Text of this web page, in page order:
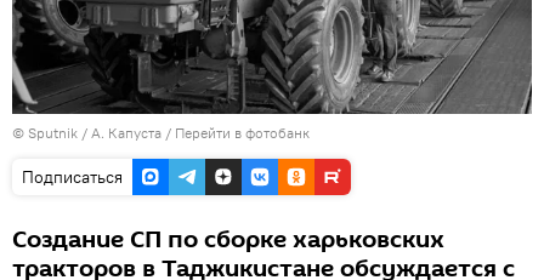
© Sputnik / А. Капуста / Перейти в фотобанк
Подписаться
Создание СП по сборке харьковских
тракторов в Таджикистане обсуждается с